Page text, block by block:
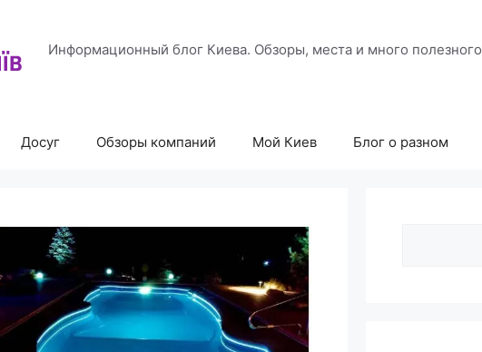
Информационный блог Киева. Обзоры, места и много полезного
Досуг Обзоры компаний Мой Киев Блог о разном